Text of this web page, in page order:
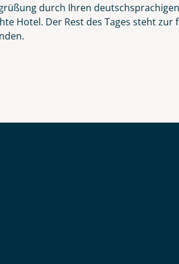
durch Ihren
Hotel. Der Rest des Tages steht zur